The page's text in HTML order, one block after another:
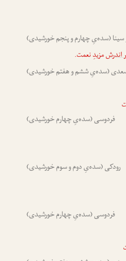
سینا (سده‌یِ چهارم و پنجم خورشیدی)
اندرشمزیدِ نعمت.
(سده‌یِ ششم و هفتم خورشیدی)
فردوسی (سده‌یِ چهارم خورشیدی)
رودکی (سده‌یِ دوم و سوم خورشیدی)
فردوسی (سده‌یِ چهارم خورشیدی)